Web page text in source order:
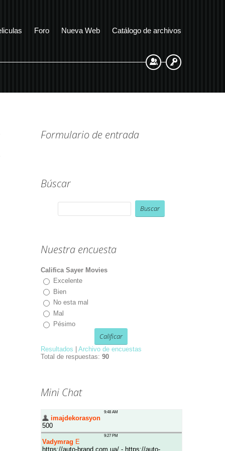
Foro Nueva Web Catálogo de archivos
Registrarse
Formulario de entrada
Búscar
Nuestra encuesta
Califica Sayer Movies
Excelente
Bien
No esta mal
Mal
Pésimo
Resultados
Archivo de encuestas
Total de respuestas: 90
Mini Chat